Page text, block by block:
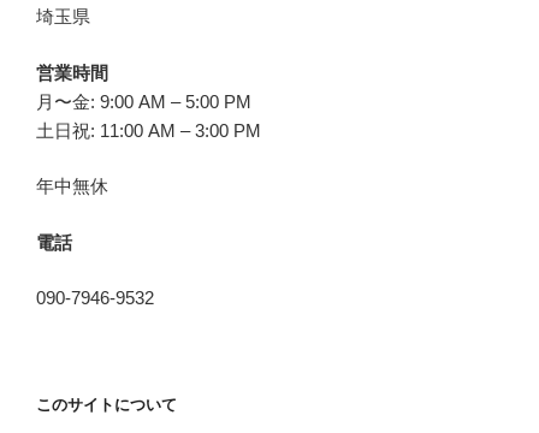
埼玉県
営業時間
月〜金: 9:00 AM – 5:00 PM
土日祝: 11:00 AM – 3:00 PM
年中無休
電話
090-7946-9532
このサイトについて